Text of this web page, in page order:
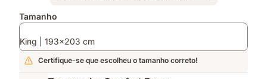
Complementos
Tamanho
King | 193x203 cm
Certifique-se que escolheu o tamanho correto!